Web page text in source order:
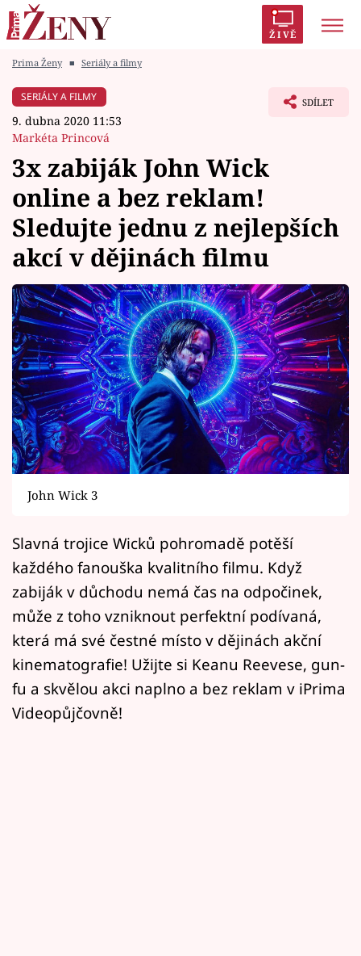
ŽIVĚ
Módní alarm
Témata
Celebrity
Vztahy
Seriály
Horoskopy
Sledujte prima+
Filmový festival Karlovy Vary
Přihlášení
Sledujte nás
Prima Ženy ■ Seriály a filmy
SERIÁLY A FILMY
9. dubna 2020 11:53
Markéta Princová
SDÍLET
3x zabiják John Wick
online a bez reklam!
Sledujte jednu z nejlepších
akcí v dějinách filmu
John Wick 3
Slavná trojice Wicků pohromadě potěší
každého fanouška kvalitního filmu. Když
zabiják v důchodu nemá čas na odpočinek,
může z toho vzniknout perfektní podívaná,
která má své čestné místo v dějinách akční
kinematografie! Užijte si Keanu Reevese, gun-
fu a skvělou akci naplno a bez reklam v iPrima
Videopůjčovně!